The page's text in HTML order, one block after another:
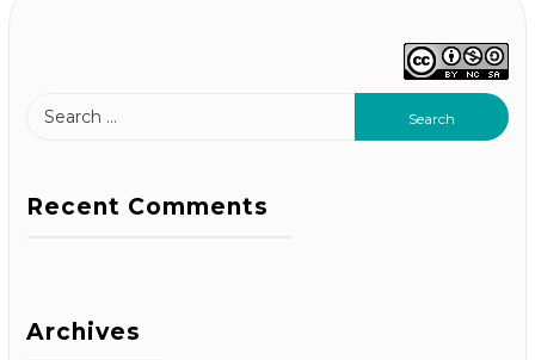
Recent Comments
Archives